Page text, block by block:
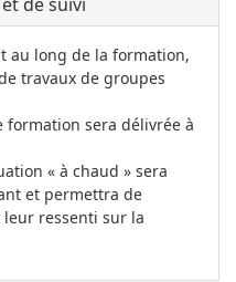
au long de la formation,
travaux de groupes
formation sera délivrée à
« à chaud » sera
et permettra de
ressenti sur la